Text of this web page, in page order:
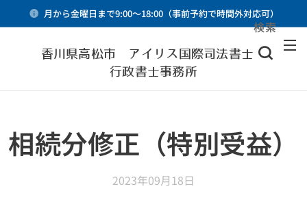
月から金曜日まで9:00～18:00（事前予約で時間外対応可）
香川県高松市 アイリス国際司法書士・
行政書士事務所
検索
相続分修正（特別受益）
2023年09月18日